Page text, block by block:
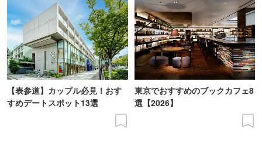
【表参道】カップル必見！おす
すめデートスポット13選
東京でおすすめのブックカフェ8
選【2026】